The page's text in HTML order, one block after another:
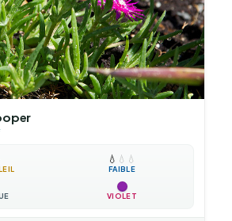
💧 💧 💧
FAIBLE
VIOLET